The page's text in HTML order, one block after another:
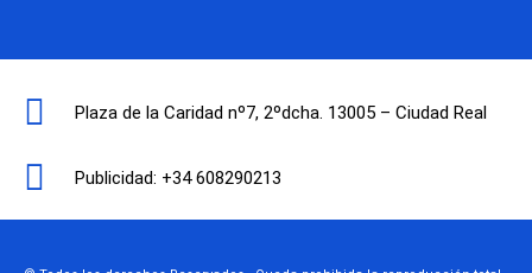
Plaza de la Caridad nº7, 2ºdcha. 13005 – Ciudad Real
Publicidad: +34 608290213